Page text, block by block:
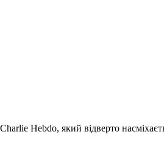
Hebdo, який відверто